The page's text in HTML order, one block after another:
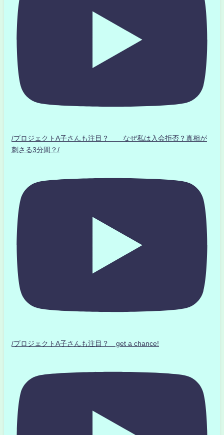
/プロジェクトA子さんも注目？ なぜ私は入会拒否？真相が
刺さる3分間？/
/プロジェクトA子さんも注目？ get a chance!